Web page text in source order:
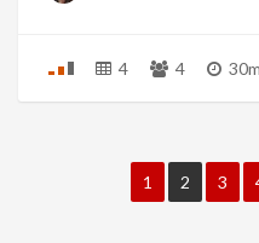
4 4
1 2 3